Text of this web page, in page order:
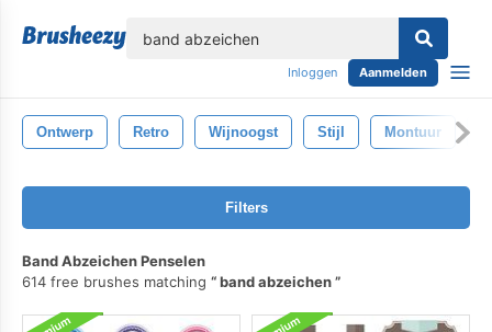
Inloggen Aanmelden
Ontwerp Retro Wijnoogst Stijl Montuur
Filters
Band Abzeichen Penselen
614 free brushes matching
band abzeichen